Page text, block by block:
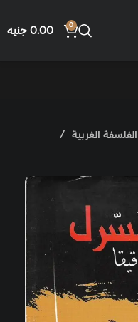
0
0.00 جنيه
الفلسفة الغربية